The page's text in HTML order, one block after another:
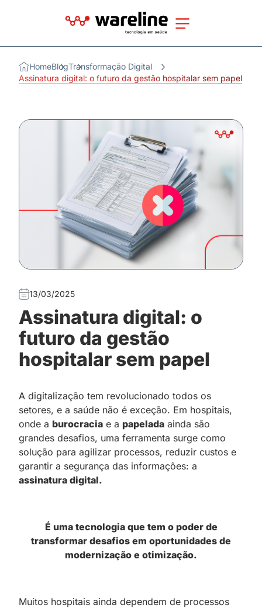
HomeBlogTransformação Digital
Assinatura digital: o futuro da gestão hospitalar sem papel
13/03/2025
Assinatura digital: o
futuro da gestão
hospitalar sem papel
A digitalização tem revolucionado todos os
setores, e a saúde não é exceção. Em hospitais,
onde a burocracia e a papelada ainda são
grandes desafios, uma ferramenta surge como
solução para agilizar processos, reduzir custos e
garantir a segurança das informações: a
assinatura digital.
É uma tecnologia que tem o poder de
transformar desafios em oportunidades de
modernização e otimização.
Muitos hospitais ainda dependem de processos